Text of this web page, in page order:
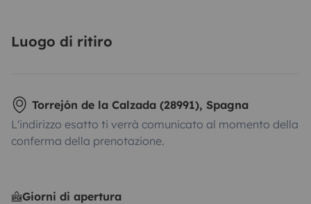
Luogo di ritiro
Torrejón de la Calzada (28991), Spagna
L'indirizzo esatto ti verrà comunicato al momento della
conferma della prenotazione.
Giorni di apertura